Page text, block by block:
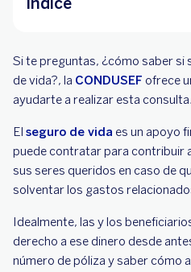
de un seguro de
¿Es posible cambiar
seguro de vida?
Si te preguntas, ¿cómo saber si
de vida?, la CONDUSEF ofrece
ayudarte a realizar esta consulta.
El seguro de vida es un apoyo
puede contratar para contribuir
sus seres queridos en caso de
solventar los gastos
Idealmente, las y los
derecho a ese dinero desde
número de póliza y saber cómo